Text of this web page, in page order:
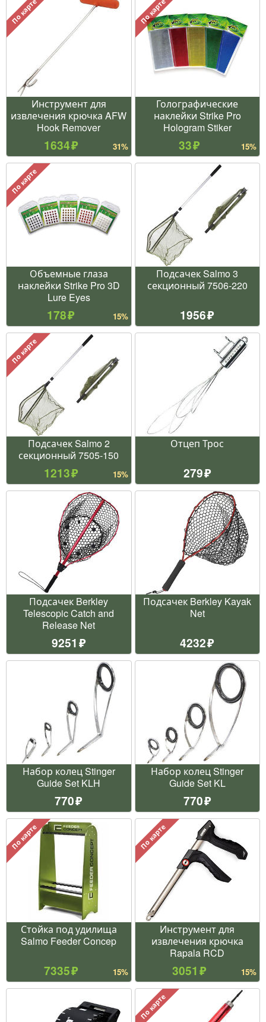
По карте
Инструмент для
извлечения крючка AFW
Hook Remover
1634 31%
По карте
Голографические
наклейки Strike Pro
Hologram Stiker
33 15%
По карте
Объемные глаза
наклейки Strike Pro 3D
Lure Eyes
178 15%
Подсачек Salmo 3
секционный 7506-220
1956
По карте
Подсачек Salmo 2
секционный 7505-150
1213 15%
Отцеп Трос
279
Подсачек Berkley
Telescopic Catch and
Release Net
9251
Подсачек Berkley Kayak
Net
4232
Набор колец Stinger
Guide Set KLH
770
Набор колец Stinger
Guide Set KL
770
По карте
Стойка под удилища
Salmo Feeder Concep
7335 15%
По карте
Инструмент для
извлечения крючка
Rapala RCD
3051 15%
По карте